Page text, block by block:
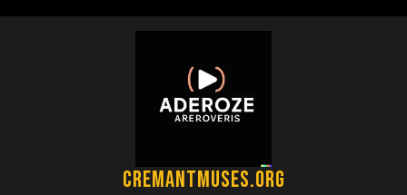
cremantmuses.org